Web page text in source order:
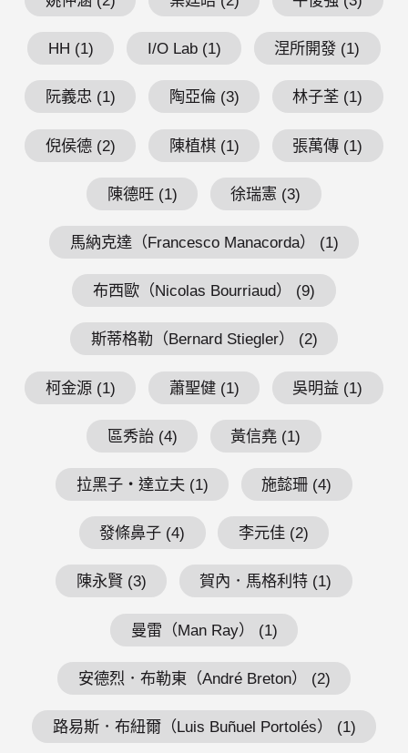
HH (1) I/O Lab (1) 涅所開發 (1)
阮義忠 (1) 陶亞倫 (3) 林子荃 (1)
倪侯德 (2) 陳植棋 (1) 張萬傳 (1)
陳德旺 (1) 徐瑞憲 (3)
馬納克達（Francesco Manacorda） (1)
布西歐（Nicolas Bourriaud） (9)
斯蒂格勒（Bernard Stiegler） (2)
柯金源 (1) 蕭聖健 (1) 吳明益 (1)
區秀詒 (4) 黃信堯 (1)
拉黑子・達立夫 (1) 施懿珊 (4)
發條鼻子 (4) 李元佳 (2)
陳永賢 (3) 賀內．馬格利特 (1)
曼雷（Man Ray） (1)
安德烈．布勒東（André Breton） (2)
路易斯．布紐爾（Luis Buñuel Portolés） (1)